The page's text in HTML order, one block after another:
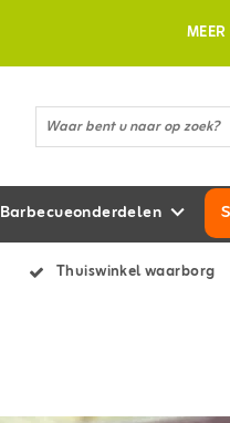
Barbecueonderdelen
Thuiswinkel waarborg